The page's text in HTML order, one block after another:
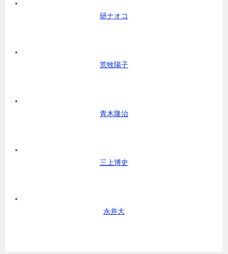
研ナオコ
荒牧陽子
青木隆治
三上博史
永井大